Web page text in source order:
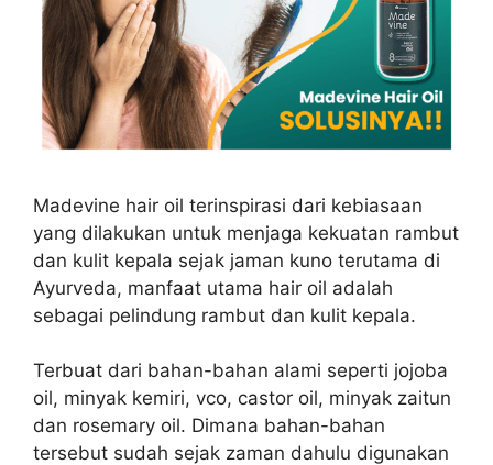
Madevine hair oil terinspirasi dari kebiasaan
yang dilakukan untuk menjaga kekuatan rambut
dan kulit kepala sejak jaman kuno terutama di
Ayurveda, manfaat utama hair oil adalah
sebagai pelindung rambut dan kulit kepala.
Terbuat dari bahan-bahan alami seperti jojoba
oil, minyak kemiri, vco, castor oil, minyak zaitun
dan rosemary oil. Dimana bahan-bahan
tersebut sudah sejak zaman dahulu digunakan